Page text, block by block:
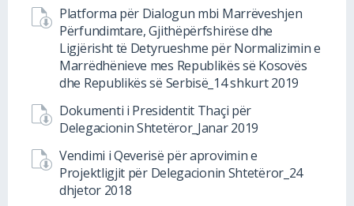
Platforma për Dialogun mbi Marrëveshjen
Përfundimtare, Gjithëpërfshirëse dhe
Ligjërisht të Detyrueshme për Normalizimin e
Marrëdhënieve mes Republikës së Kosovës
dhe Republikës së Serbisë_14 shkurt 2019
Dokumenti i Presidentit Thaçi për
Delegacionin Shtetëror_Janar 2019
Vendimi i Qeverisë për aprovimin e
Projektligjit për Delegacionin Shtetëror_24
dhjetor 2018